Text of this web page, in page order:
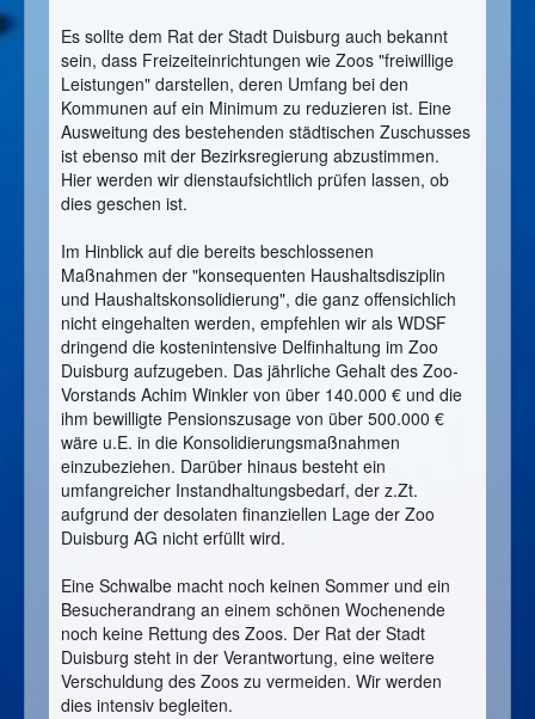
Es sollte dem Rat der Stadt Duisburg auch bekannt
sein, dass Freizeiteinrichtungen wie Zoos "freiwillige
Leistungen" darstellen, deren Umfang bei den
Kommunen auf ein Minimum zu reduzieren ist. Eine
Ausweitung des bestehenden städtischen Zuschusses
ist ebenso mit der Bezirksregierung abzustimmen.
Hier werden wir dienstaufsichtlich prüfen lassen, ob
dies geschen ist.
Im Hinblick auf die bereits beschlossenen
Maßnahmen der "konsequenten Haushaltsdisziplin
und Haushaltskonsolidierung", die ganz offensichlich
nicht eingehalten werden, empfehlen wir als WDSF
dringend die kostenintensive Delfinhaltung im Zoo
Duisburg aufzugeben. Das jährliche Gehalt des Zoo-
Vorstands Achim Winkler von über 140.000 € und die
ihm bewilligte Pensionszusage von über 500.000 €
wäre u.E. in die Konsolidierungsmaßnahmen
einzubeziehen. Darüber hinaus besteht ein
umfangreicher Instandhaltungsbedarf, der z.Zt.
aufgrund der desolaten finanziellen Lage der Zoo
Duisburg AG nicht erfüllt wird.
Eine Schwalbe macht noch keinen Sommer und ein
Besucherandrang an einem schönen Wochenende
noch keine Rettung des Zoos. Der Rat der Stadt
Duisburg steht in der Verantwortung, eine weitere
Verschuldung des Zoos zu vermeiden. Wir werden
dies intensiv begleiten.